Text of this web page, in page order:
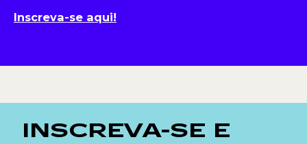
Inscreva-se aqui!
INSCREVA-SE E